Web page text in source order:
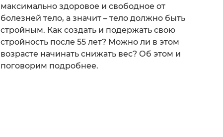
максимально здоровое и свободное от
болезней тело, а значит – тело должно быть
стройным. Как создать и подержать свою
стройность после 55 лет? Можно ли в этом
возрасте начинать снижать вес? Об этом и
поговорим подробнее.